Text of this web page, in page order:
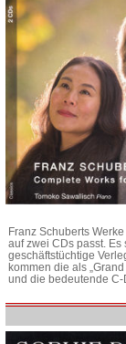
Franz Schuberts
auf zwei CDs passt.
geschäftstüchtige
kommen die als
und die bedeutende C-